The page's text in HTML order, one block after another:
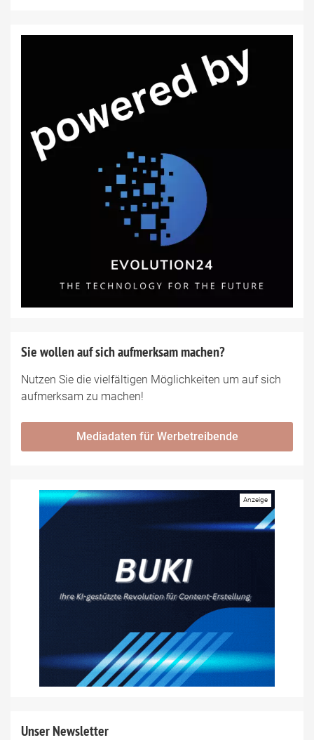
Sie wollen auf sich aufmerksam machen?
Nutzen Sie die vielfältigen Möglichkeiten um auf sich
aufmerksam zu machen!
Mediadaten für Werbetreibende
Unser Newsletter